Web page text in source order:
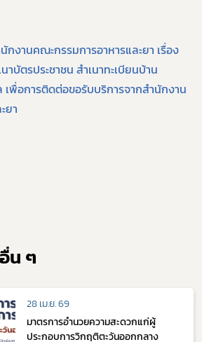
กงานคณะกรรมการอาหารและยา เรื่อง
าบัตรประชาชน สำเนาทะเบียนบ้าน
พื่อการติดต่อขอรับบริการจากสำนักงาน
ยา
น ๆ
28 เม.ย. 69
มาตรการอำนวยความสะดวกแก่ผู้
ประกอบการวิกฤติตะวันออกกลาง
ารณ์